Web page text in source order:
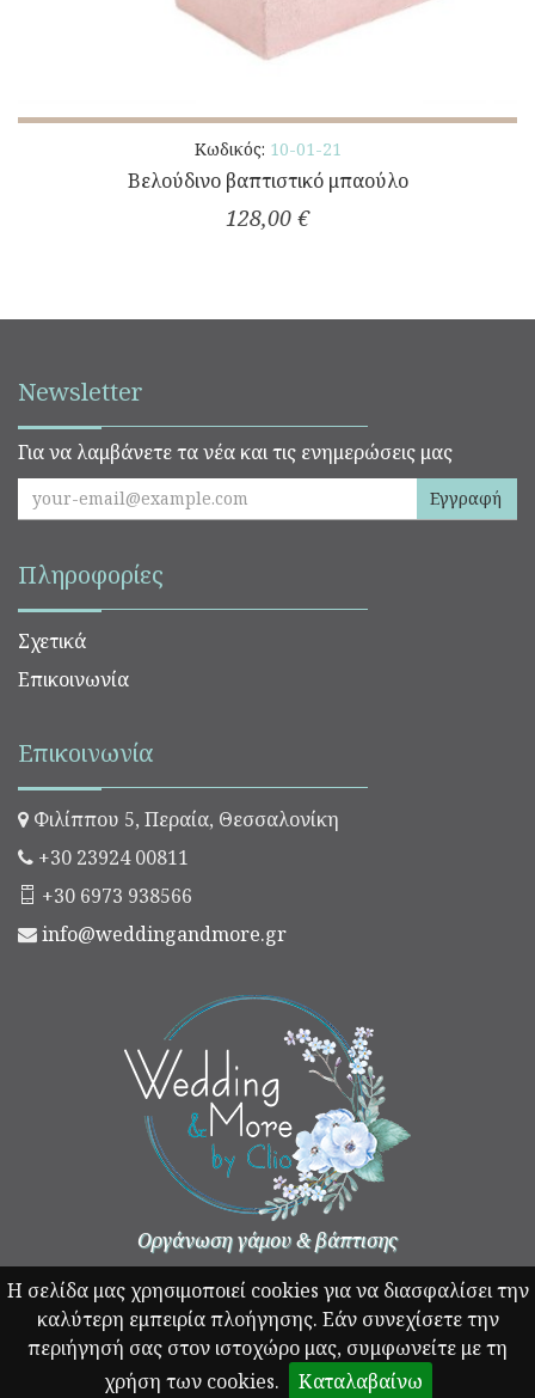
Η σελίδα μας χρησιμοποιεί cookies για να διασφαλίσει την
καλύτερη εμπειρία πλοήγησης. Εάν συνεχίσετε την
περιήγησή σας στον ιστοχώρο μας, συμφωνείτε με τη
χρήση των cookies.
Καταλαβαίνω
Κωδικός: 10-01-21
Βελούδινο βαπτιστικό μπαούλο
128,00 €
Newsletter
Για να λαμβάνετε τα νέα και τις ενημερώσεις μας
Εγγραφή
Πληροφορίες
Σχετικά
Επικοινωνία
Επικοινωνία
Φιλίππου 5, Περαία, Θεσσαλονίκη
+30 23924 00811
+30 6973 938566
info@weddingandmore.gr
Οργάνωση γάμου & βάπτισης
© Copyright 2026 - weddingandmore.gr All rights reserved